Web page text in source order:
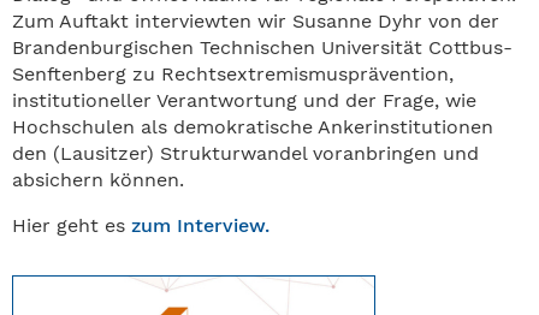
Zum Auftakt interviewten wir Susanne Dyhr von der
Brandenburgischen Technischen Universität Cottbus-
Senftenberg zu Rechtsextremismusprävention,
institutioneller Verantwortung und der Frage, wie
Hochschulen als demokratische Ankerinstitutionen
den (Lausitzer) Strukturwandel voranbringen und
absichern können.
Hier geht es zum Interview.